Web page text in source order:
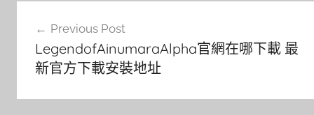
Previous Post
LegendofAinumaraAlpha官網在哪下載 最
新官方下載安裝地址